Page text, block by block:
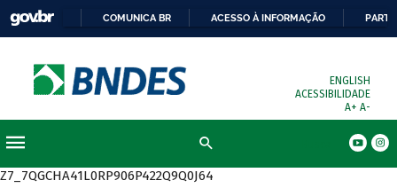
COMUNICA BR ACESSO À INFORMAÇÃO
ENGLISH
ACESSIBILIDADE
A+ A-
Z7_7QGCHA41L0RP906P422Q9Q0J64